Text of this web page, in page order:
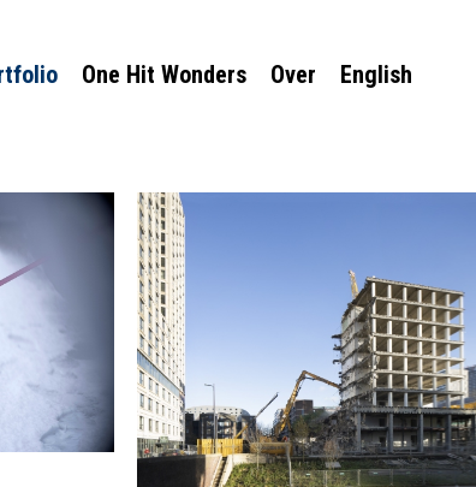
One Hit Wonders Over English